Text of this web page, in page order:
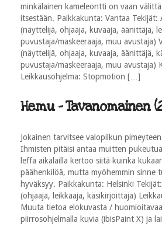
minkälainen kameleontti on vaan
itsestään. Paikkakunta: Vantaa Tekijät:
(näyttelijä, ohjaaja, kuvaaja, äänittäjä,
puvustaja/maskeeraaja, muu avustaja)
(näyttelijä, ohjaaja, kuvaaja, äänittäjä,
puvustaja/maskeeraaja, muu avustaja)
Leikkausohjelma: Stopmotion […]
Hemu - Tavanomainen
Jokainen tarvitsee valopilkun
Ihmisten pitäisi antaa muitten
leffa aikalailla kertoo siitä kuinka
päähenkilöä, mutta myöhemmin sinne
hyväksyy. Paikkakunta: Helsinki
(ohjaaja, leikkaaja, käsikirjoittaja)
Muuta tietoa elokuvasta /
piirrosohjelmalla kuvia (ibisPaint X) ja